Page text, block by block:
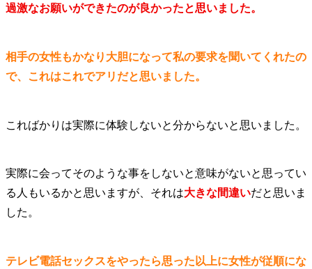
過激なお願いができたのが良かったと思いました。
相手の女性もかなり大胆になって私の要求を聞いてくれたの
で、これはこれでアリだと思いました。
こればかりは実際に体験しないと分からないと思いました。
実際に会ってそのような事をしないと意味がないと思ってい
る人もいるかと思いますが、それは大きな間違いだと思いま
した。
テレビ電話セックスをやったら思った以上に女性が従順にな